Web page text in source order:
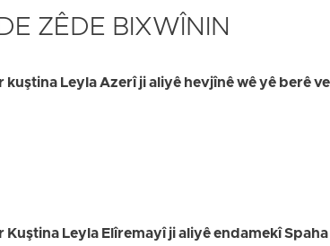
ZÊDE BIXWÎNIN
kuştina Leyla Azerî ji aliyê hevjînê wê yê berê
Kuştina Leyla Elîremayî ji aliyê endamekî